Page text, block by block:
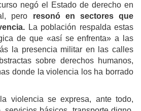
negó el Estado de derecho en
pero resonó en sectores que
La población respalda estas
de que «así se enfrenta» a las
la presencia militar en las calles
sobre derechos humanos,
donde la violencia los ha borrado
violencia se expresa, ante todo,